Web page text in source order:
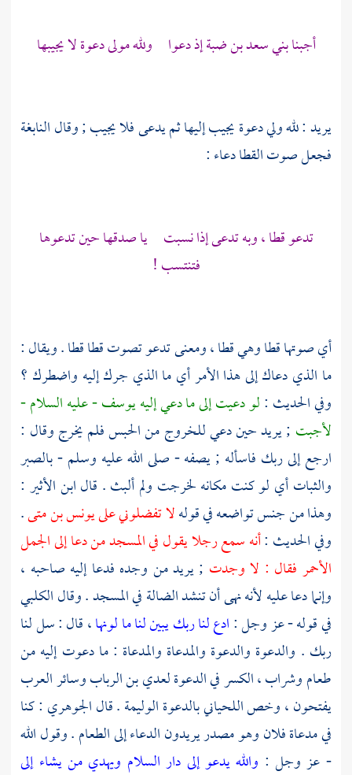
أجبنابني سعد بن ضبةإذ دعوا ولله مولى دعوة لا يجيبها
يريد : لله ولي دعوة يجيب إليها ثم يدعى فلا يجيب ; وقالالنابغة
فجعل صوت القطا دعاء :
تدعو قطا ، وبه تدعى إذا نسبت يا صدقها حين تدعوها
فتنتسب !
أي صوتها قطا وهي قطا ، ومعنى تدعو تصوت قطا قطا . ويقال :
ما الذي دعاك إلى هذا الأمر أي ما الذي جرك إليه واضطرك ؟
وفي الحديث :لو دعيت إلى ما دعي إليهيوسف- عليه السلام -
لأجبت ; يريد حين دعي للخروج من الحبس فلم يخرج وقال :
ارجع إلى ربك فاسأله ; يصفه - صلى الله عليه وسلم - بالصبر
والثبات أي لو كنت مكانه لخرجت ولم ألبث . قالابن الأثير :
وهذا من جنس تواضعه في قولهلا تفضلوني علىيونس بن متى.
وفي الحديث :أنه سمع رجلا يقول في المسجد من دعا إلى الجمل
الأحمر فقال : لا وجدت ; يريد من وجده فدعا إليه صاحبه ،
وإنما دعا عليه لأنه نهى أن تنشد الضالة في المسجد . وقالالكلبي
في قوله - عز وجل :ادع لنا ربك يبين لنا ما لونها، قال : سل لنا
ربك . والدعوة والدعوة والمدعاة والمدعاة : ما دعوت إليه من
طعام وشراب ، الكسر في الدعوةلعدي بن الربابوسائر العرب
يفتحون ، وخصاللحيانيبالدعوة الوليمة . قالالجوهري : كنا
في مدعاة فلان وهو مصدر يريدون الدعاء إلى الطعام . وقول الله
- عز وجل : والله يدعو إلى دار السلام ويهدي من يشاء إلى